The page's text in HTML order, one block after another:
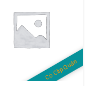
Có Clip Quán